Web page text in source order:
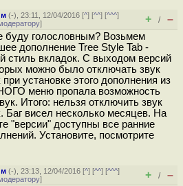
(-), 23:11, 12/04/2016 [^] [^^] [^^^]
] + / –
буду голословным? Возьмем
дополнение Tree Style Tab -
стиль вкладок. С выходом версий
можно было отключать звук
установке этого дополнения из
меню пропала возможность
Итого: нельзя отключить звук
Баг висел несколько месяцев. На
"версии" доступны все ранние
Установите, посмотрите
(-), 23:13, 12/04/2016 [^] [^^] [^^^]
] + / –